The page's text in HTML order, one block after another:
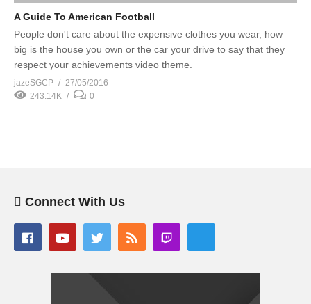
A Guide To American Football
People don't care about the expensive clothes you wear, how
big is the house you own or the car your drive to say that they
respect your achievements video theme.
jazeSGCP
27/05/2016
243.14K
0
Connect With Us